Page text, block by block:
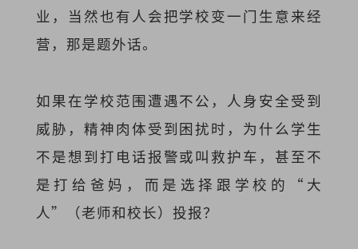
业，当然也有人会把学校变一门生意来经
营，那是题外话。
如果在学校范围遭遇不公，人身安全受到
威胁，精神肉体受到困扰时，为什么学生
不是想到打电话报警或叫救护车，甚至不
是打给爸妈，而是选择跟学校的“大
人”（老师和校长）投报？